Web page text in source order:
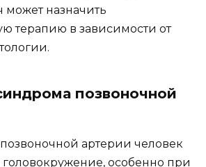
может назначить
терапию в зависимости от
позвоночной
артерии человек
особенно при